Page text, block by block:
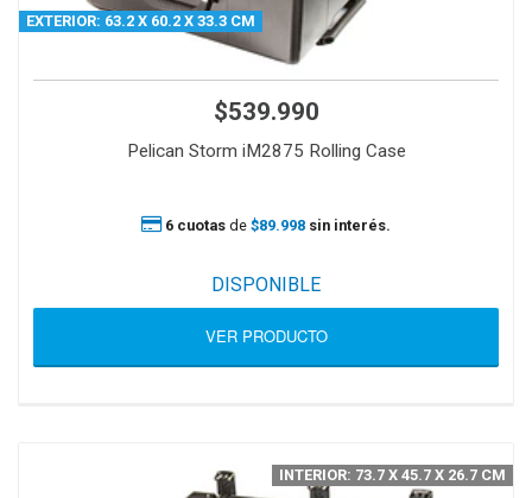
EXTERIOR: 63.2 X 60.2 X 33.3 CM
$539.990
Pelican Storm iM2875 Rolling Case
6 cuotas de $89.998 sin interés.
DISPONIBLE
VER PRODUCTO
INTERIOR: 73.7 X 45.7 X 26.7 CM